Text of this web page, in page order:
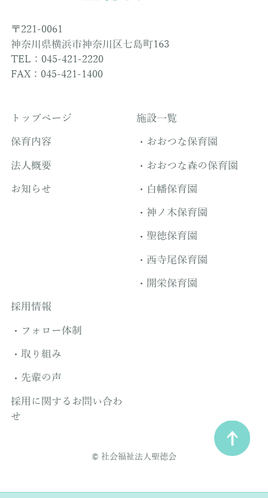
〒221-0061
神奈川県横浜市神奈川区七島町163
TEL：045-421-2220
FAX：045-421-1400
トップページ
保育内容
法人概要
お知らせ
施設一覧
おおつな保育園
おおつな森の保育園
白幡保育園
神ノ木保育園
聖徳保育園
西寺尾保育園
開栄保育園
採用情報
フォロー体制
取り組み
先輩の声
採用に関するお問い合わ
せ
© 社会福祉法人聖徳会